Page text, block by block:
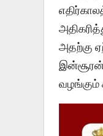
அதற்கு
வழங்கும்